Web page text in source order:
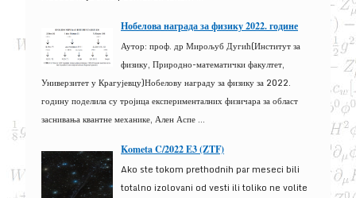
Нобелова награда за физику 2022. године
Аутор: проф. др Мирољуб Дугић(Институт за
физику, Природно-математички факултет,
Универзитет у Крагујевцу)Нобелову награду за физику за 2022.
годину поделила су тројица експерименталних физичара за област
заснивања квантне механике, Ален Аспе ...
Kometa C/2022 E3 (ZTF)
Ako ste tokom prethodnih par meseci bili
totalno izolovani od vesti ili toliko ne volite